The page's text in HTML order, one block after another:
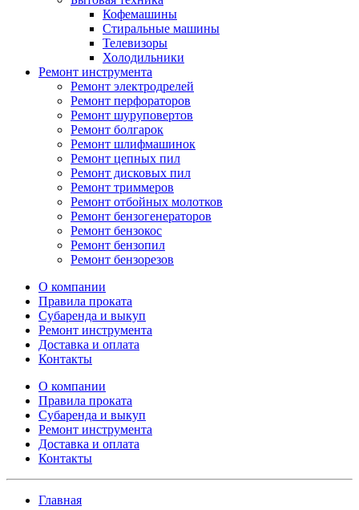
Кофемашины
Стиральные машины
Телевизоры
Холодильники
Ремонт инструмента
Ремонт электродрелей
Ремонт перфораторов
Ремонт шуруповертов
Ремонт болгарок
Ремонт шлифмашинок
Ремонт цепных пил
Ремонт дисковых пил
Ремонт триммеров
Ремонт отбойных молотков
Ремонт бензогенераторов
Ремонт бензокос
Ремонт бензопил
Ремонт бензорезов
О компании
Правила проката
Субаренда и выкуп
Ремонт инструмента
Доставка и оплата
Контакты
О компании
Правила проката
Субаренда и выкуп
Ремонт инструмента
Доставка и оплата
Контакты
Главная